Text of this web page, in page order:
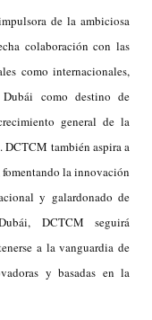
de la ambiciosa
colaboración con las
como internacionales,
como destino de
general de la
también aspira a
la innovación
y galardonado de
DCTCM seguirá
a la vanguardia de
y basadas en la